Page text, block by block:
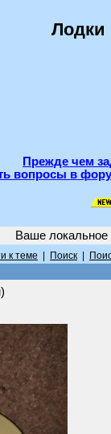
Лодки
Прежде чем
вопросы в
Ваше
к теме Поиск